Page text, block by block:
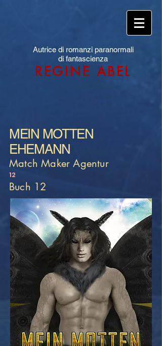
Autrice di romanzi paranormali
di fantascienza
REGINE ABEL
MEIN MOTTEN
EHEMANN
Match Maker Agentur
12
Buch 12